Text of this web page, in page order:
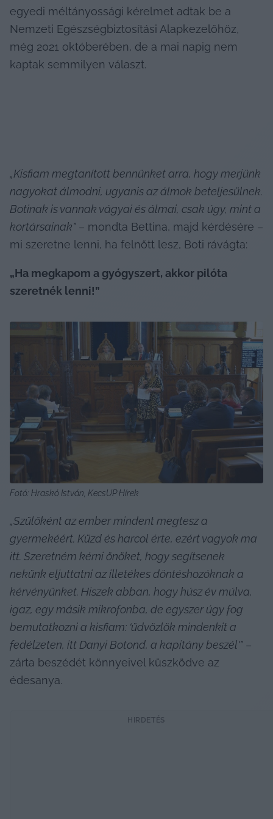
egyedi méltányossági kérelmet adtak be a
Nemzeti Egészségbiztosítási Alapkezelőhöz,
még 2021 októberében, de a mai napig nem
kaptak semmilyen választ.
„Kisfiam megtanított bennünket arra, hogy merjünk
nagyokat álmodni, ugyanis az álmok beteljesülnek.
Botinak is vannak vágyai és álmai, csak úgy, mint a
kortársainak” – mondta Bettina, majd kérdésére –
mi szeretne lenni, ha felnőtt lesz, Boti rávágta:
„Ha megkapom a gyógyszert, akkor pilóta
szeretnék lenni!”
Fotó: Hraskó István, KecsUP Hírek
„Szülőként az ember mindent megtesz a
gyermekéért. Küzd és harcol érte, ezért vagyok ma
itt. Szeretném kérni önöket, hogy segítsenek
nekünk eljuttatni az illetékes döntéshozóknak a
kérvényünket. Hiszek abban, hogy húsz év múlva,
igaz, egy másik mikrofonba, de egyszer úgy fog
bemutatkozni a kisfiam: ‘üdvözlök mindenkit a
fedélzeten, itt Danyi Botond, a kapitány beszél'” –
zárta beszédét könnyeivel küszködve az
édesanya.
HIRDETÉS